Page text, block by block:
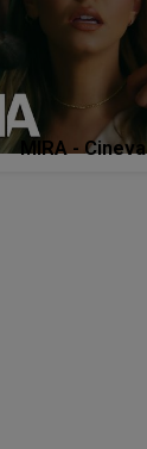
MIRA - Cineva